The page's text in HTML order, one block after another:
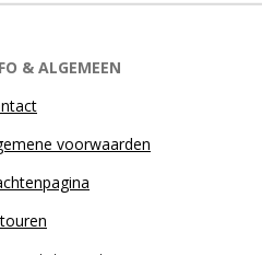
& ALGEMEEN
voorwaarden